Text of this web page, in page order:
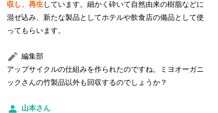
収し、再生しています。細かく砕いて自然由来の樹脂などに
混ぜ込み、新たな製品としてホテルや飲食店の備品として使
ってもらいます。
編集部
アップサイクルの仕組みを作られたのですね。ミヨオーガニ
ックさんの竹製品以外も回収するのでしょうか？
山本さん